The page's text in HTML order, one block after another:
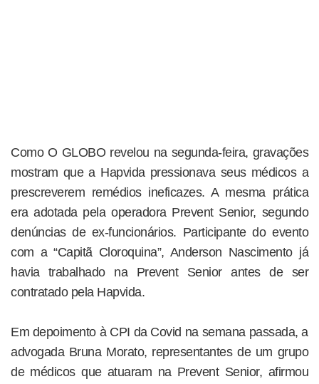
Como O GLOBO revelou na segunda-feira, gravações
mostram que a Hapvida pressionava seus médicos a
prescreverem remédios ineficazes. A mesma prática
era adotada pela operadora Prevent Senior, segundo
denúncias de ex-funcionários. Participante do evento
com a “Capitã Cloroquina”, Anderson Nascimento já
havia trabalhado na Prevent Senior antes de ser
contratado pela Hapvida.
Em depoimento à CPI da Covid na semana passada, a
advogada Bruna Morato, representantes de um grupo
de médicos que atuaram na Prevent Senior, afirmou